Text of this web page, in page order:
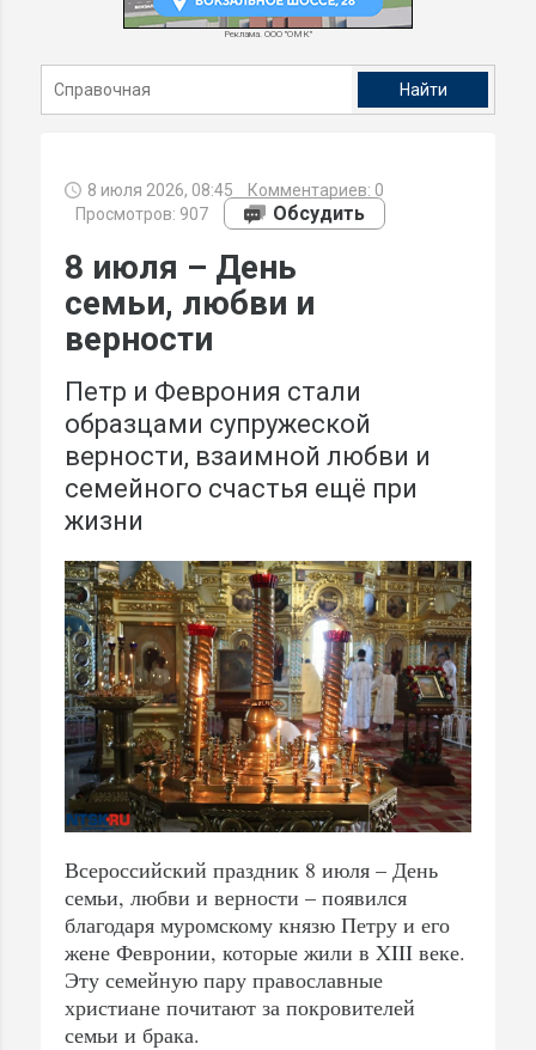
Реклама. ООО "ОМК"
8 июля 2026, 08:45 Комментариев: 0
Просмотров: 907
Обсудить
8 июля – День
семьи, любви и
верности
Петр и Феврония стали
образцами супружеской
верности, взаимной любви и
семейного счастья ещё при
жизни
Всероссийский праздник 8 июля – День
семьи, любви и верности – появился
благодаря муромскому князю Петру и его
жене Февронии, которые жили в XIII веке.
Эту семейную пару православные
христиане почитают за покровителей
семьи и брака.